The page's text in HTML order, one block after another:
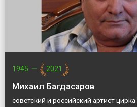
1945 — 2021
Михаил Багдасаров
советский и российский артист